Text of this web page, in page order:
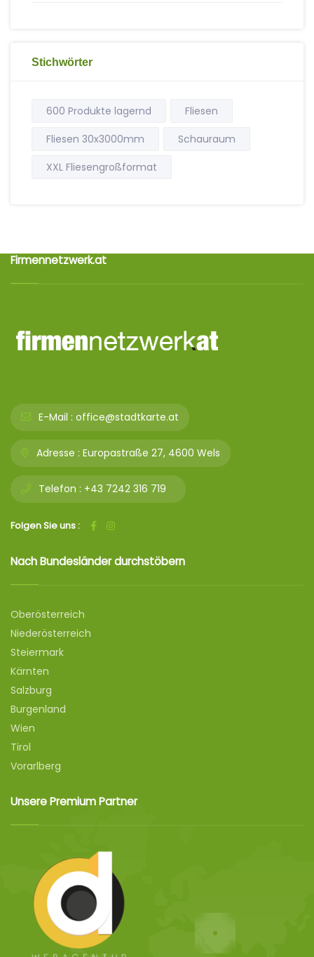
Stichwörter
600 Produkte lagernd
Fliesen
Fliesen 30x3000mm
Schauraum
XXL Fliesengroßformat
Firmennetzwerk.at
E-Mail : office@stadtkarte.at
Adresse : Europastraße 27, 4600 Wels
Telefon : +43 7242 316 719
Folgen Sie uns :
Nach Bundesländer durchstöbern
Oberösterreich
Niederösterreich
Steiermark
Kärnten
Salzburg
Burgenland
Wien
Tirol
Vorarlberg
Unsere Premium Partner